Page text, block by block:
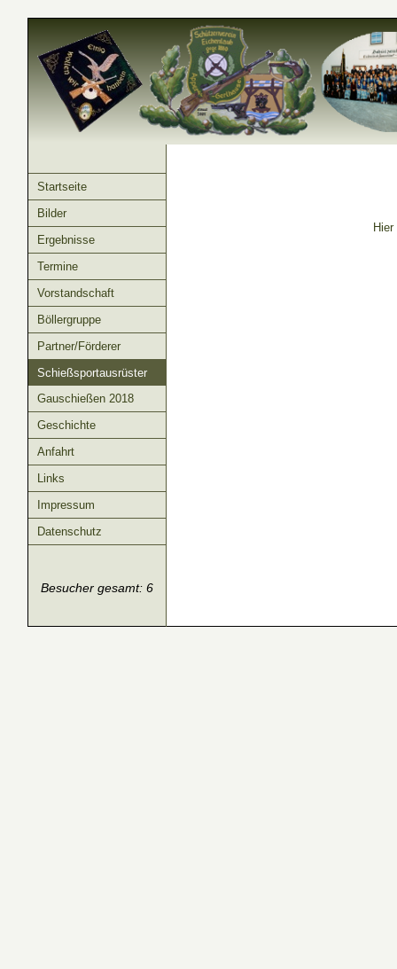
Startseite
Bilder
Ergebnisse
Termine
Vorstandschaft
Böllergruppe
Partner/Förderer
Schießsportausrüster
Gauschießen 2018
Geschichte
Anfahrt
Links
Impressum
Datenschutz
Besucher gesamt: 6